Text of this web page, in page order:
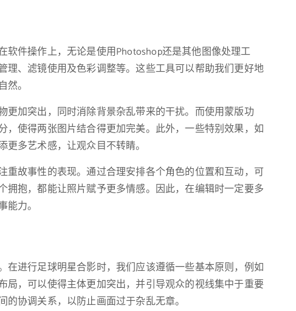
件操作上，无论是使用Photoshop还是其他图像处理工
理、滤镜使用及色彩调整等。这些工具可以帮助我们更好地
。
更加突出，同时消除背景杂乱带来的干扰。而使用蒙版功
，使得两张图片结合得更加完美。此外，一些特别效果，如
多艺术感，让观众目不转睛。
重故事性的表现。通过合理安排各个角色的位置和互动，可
拥抱，都能让照片赋予更多情感。因此，在编辑时一定要多
力。
在进行足球明星合影时，我们应该遵循一些基本原则，例如
局，可以使得主体更加突出，并引导观众的视线集中于重要
协调关系，以防止画面过于杂乱无章。